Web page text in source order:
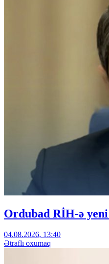
Ordubad RİH-ə
04.08.2026, 13:40
Ətraflı oxumaq